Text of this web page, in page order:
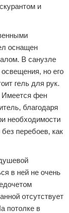
и
оснащен
В санузле
но его
гель для рук.
Имеется фен
благодаря
необходимости
перебоев, как
в ней не очень
отсутствует
потолке в